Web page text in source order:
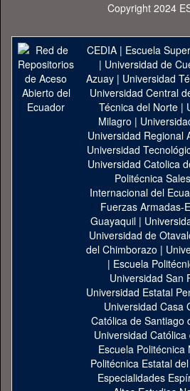
Copyright 2024
CEDIA| Escuela
| Universidad de
Azuay| Universidad
Universidad Central
Técnica del Norte |
Milagro |
Universidad Regional
Universidad
Universidad Catolica
Politécnica
Internacional del
Fuerzas Armadas-
Guayaquil|
Universidad de
del Chimborazo |
| Escuela
Universidad San
Universidad Estatal
Universidad Casa
Católica de Santiago
Universidad
Escuela Politécnica
Politécnica Estatal
Especialidades